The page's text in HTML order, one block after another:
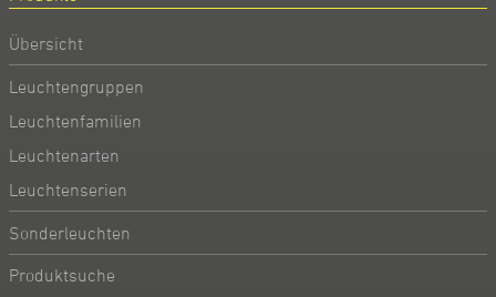
Übersicht
Leuchtengruppen
Leuchtenfamilien
Leuchtenarten
Leuchtenserien
Sonderleuchten
Produktsuche